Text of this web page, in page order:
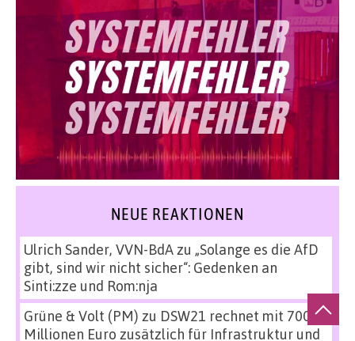
NEUE REAKTIONEN
Ulrich Sander, VVN-BdAzu „Solange es die AfD
gibt, sind wir nicht sicher“: Gedenken an
Sinti:zze und Rom:nja
Grüne & Volt (PM) zu DSW21 rechnet mit 700
Millionen Euro zusätzlich für Infrastruktur und